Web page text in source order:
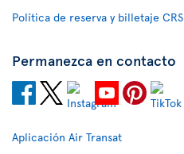
Política de reserva y billetaje CRS
Permanezca en contacto
Aplicación Air Transat